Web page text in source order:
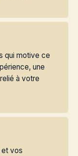
qui motive ce
une
à votre
et vos